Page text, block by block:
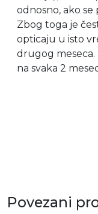
odnosno, ako se
Zbog toga je
opticaju u isto
drugog meseca.
na svaka 2
Povezani